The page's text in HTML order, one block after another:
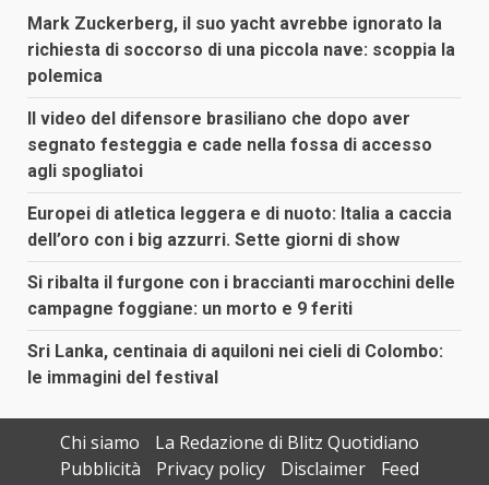
Mark Zuckerberg, il suo yacht avrebbe ignorato la
richiesta di soccorso di una piccola nave: scoppia la
polemica
Il video del difensore brasiliano che dopo aver
segnato festeggia e cade nella fossa di accesso
agli spogliatoi
Europei di atletica leggera e di nuoto: Italia a caccia
dell’oro con i big azzurri. Sette giorni di show
Si ribalta il furgone con i braccianti marocchini delle
campagne foggiane: un morto e 9 feriti
Sri Lanka, centinaia di aquiloni nei cieli di Colombo:
le immagini del festival
Chi siamo
La Redazione di Blitz Quotidiano
Pubblicità
Privacy policy Disclaimer Feed